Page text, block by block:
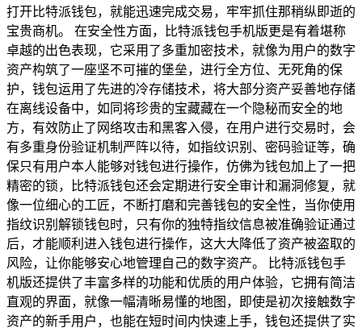
打开比特派钱包，就能迅速完成交易，牢牢抓住那稍纵即逝的
宝贵商机。 在安全性方面，比特派钱包手机版更是有着堪称
卓越的出色表现，它采用了多重加密技术，就像为用户的数字
资产构筑了一座坚不可摧的堡垒，进行全方位、无死角的保
护，钱包运用了先进的冷存储技术，将大部分资产妥善地存储
在离线设备中，如同将珍贵的宝藏藏在一个隐秘而安全的地
方，有效防止了网络攻击和黑客入侵，在用户进行交易时，会
有多重身份验证机制严阵以待，如指纹识别、密码验证等，确
保只有用户本人能够对钱包进行操作，仿佛为钱包加上了一把
精密的锁，比特派钱包还会定期进行安全审计和漏洞修复，就
像一位细心的工匠，不断打磨和完善钱包的安全性，当你使用
指纹识别解锁钱包时，只有你的独特指纹信息被准确验证通过
后，才能顺利进入钱包进行操作，这大大降低了资产被盗取的
风险，让你能够安心地管理自己的数字资产。 比特派钱包手
机版还提供了丰富多样的功能和优质的用户体验，它拥有简洁
直观的界面，就像一幅清晰易懂的地图，即使是初次接触数字
资产的新手用户，也能在短时间内快速上手，钱包还提供了实